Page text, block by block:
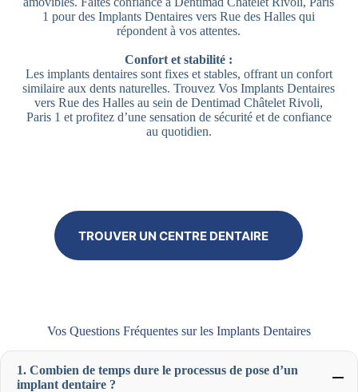
1 pour des Implants Dentaires vers Rue des Halles qui
répondent à vos attentes.
Confort et stabilité :
Les implants dentaires sont fixes et stables, offrant un confort
similaire aux dents naturelles. Trouvez Vos Implants Dentaires
vers Rue des Halles au sein de Dentimad Châtelet Rivoli,
Paris 1 et profitez d’une sensation de sécurité et de confiance
au quotidien.
TROUVER UN CENTRE DENTAIRE
Vos Questions Fréquentes sur les Implants Dentaires
1. Combien de temps dure le processus de pose d’un
implant dentaire ?